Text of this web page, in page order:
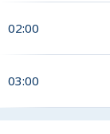
02:00
03:00